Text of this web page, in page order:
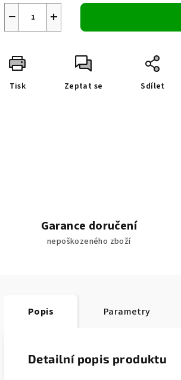
+
−
Tisk Zeptat se Sdílet
Garance doručení
nepoškozeného zboží
Popis Parametry
Detailní popis produktu